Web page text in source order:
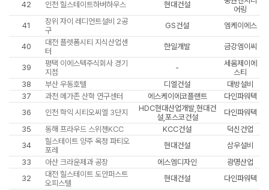
42
인천 힐스테이트하버하우스 현대건설
어링
41
장위 자이 레디언트설비 2공
구
GS건설 엠케이에스
40
대전 플렛폼시티 지식산업센
터
한일개발 금강엠이씨
39
평택 이에스텍주식회사 경기
지점
-
세움제이에
스티
38
부산 우동호텔 디엘건설
대방설비
37
과천 메가존 산학 연구센터 에스케이에코플랜트
다인파워텍
36
인천 학익 시티오씨엘 3단지
HDC현대산업개발,현대건
설,포스코건설
다인파워텍
35
동해 프라우드 스위첸KCC KCC건설
덕신건업
34
힐스테이트 양주 옥정 파티오
포레
현대건설
삼우설비
33
아산 크라운제과 공장 에스엠디자인
광명산업
32
대전 힐스테이트 도안퍼스트
오피스텔
현대건설
다인파워텍